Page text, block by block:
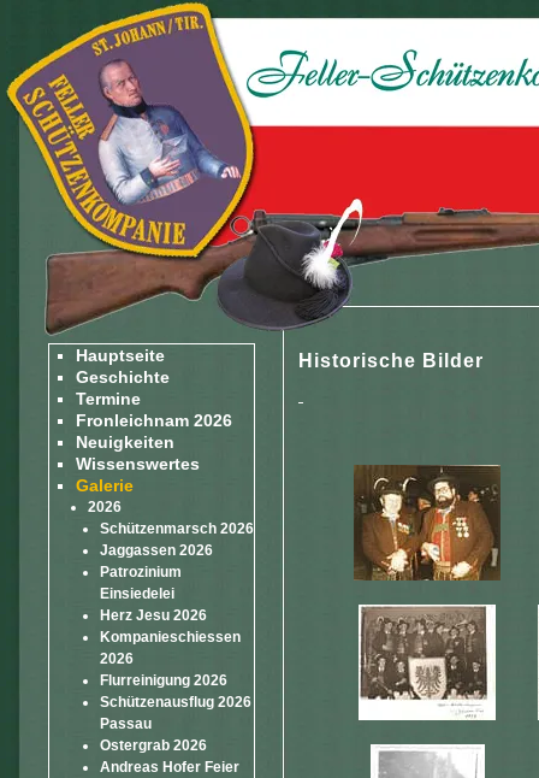
Hauptseite
Geschichte
Termine
Fronleichnam 2026
Neuigkeiten
Wissenswertes
Galerie
2026
Schützenmarsch 2026
Jaggassen 2026
Patrozinium
Einsiedelei
Herz Jesu 2026
Kompanieschiessen
2026
Flurreinigung 2026
Schützenausflug 2026
Passau
Ostergrab 2026
Andreas Hofer Feier
Historische Bilder